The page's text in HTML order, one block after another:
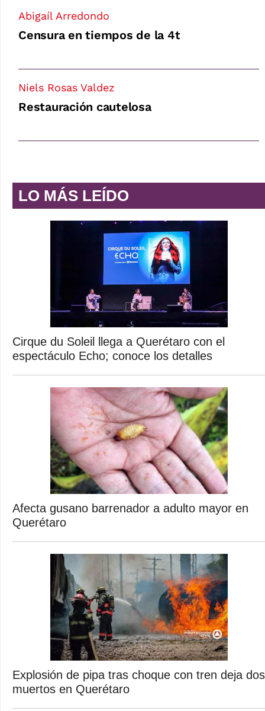
Abigaíl Arredondo
Censura en tiempos de la 4t
Niels Rosas Valdez
Restauración cautelosa
LO MÁS LEÍDO
Cirque du Soleil llega a Querétaro con el
espectáculo Echo; conoce los detalles
Afecta gusano barrenador a adulto mayor en
Querétaro
Explosión de pipa tras choque con tren deja dos
muertos en Querétaro